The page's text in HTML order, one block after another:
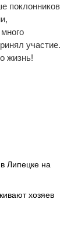
поклонников
участие.
жизнь!
Липецке на
хозяев